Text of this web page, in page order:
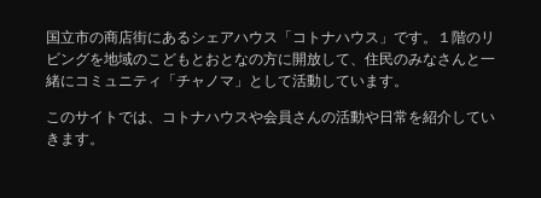
国立市の商店街にあるシェアハウス「コトナハウス」です。１階のリ
ビングを地域のこどもとおとなの方に開放して、住民のみなさんと一
緒にコミュニティ「チャノマ」として活動しています。
このサイトでは、コトナハウスや会員さんの活動や日常を紹介してい
きます。